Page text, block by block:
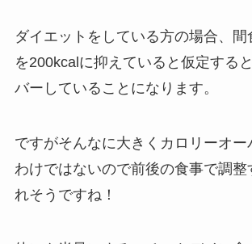
ダイエットをしている方の場合、間
を200kcalに抑えていると仮定する
バーしていることになります。
ですがそんなに大きくカロリーオー
わけではないので前後の食事で調整
れそうですね！